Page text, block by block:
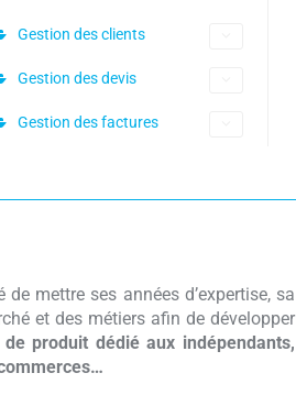
Gestion des clients
Gestion des devis
Gestion des factures
de mettre ses années d’expertise, sa
et des métiers afin de développer
produit dédié aux indépendants,